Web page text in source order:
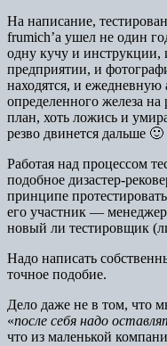
На написание,
frumich’a ушел не один
одну кучу и инструкции,
предприятии, и
находятся, и
определенного железа
план, хоть ложись и
резво двинется дальше 🙂
Работая над процессом
подобное дизастер-
принципе
его участник —
новый ли тестировщик
Надо написать
точное подобие.
Дело даже не в том, что
«после себя надо
что из маленькой